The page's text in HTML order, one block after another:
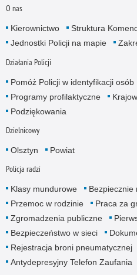
O nas
Kierownictwo
Struktura
Jednostki Policji na mapie
Działania Policji
Pomóż Policji w identyfikacji osób
Programy profilaktyczne
Podziękowania
Dzielnicowy
Olsztyn Powiat
Policja radzi
Klasy mundurowe
Bezpiecznie
Przemoc w rodzinie
Praca za
Zgromadzenia publiczne
Bezpieczeństwo w sieci
Rejestracja broni pneumatycznej
Antydepresyjny Telefon Zaufania